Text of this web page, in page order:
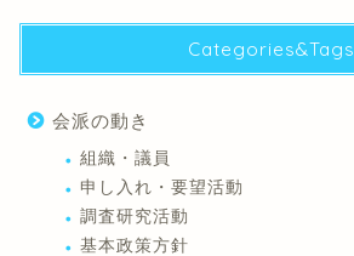
Categories&Tags
会派の動き
組織・議員
申し入れ・要望活動
調査研究活動
基本政策方針